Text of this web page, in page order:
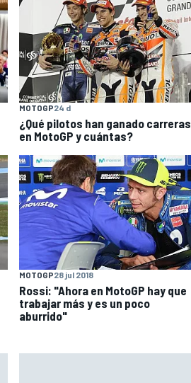
MOTOGP24 d
¿Qué pilotos han ganado carreras
en MotoGP y cuántas?
MOTOGP28 jul 2018
Rossi: "Ahora en MotoGP hay que
trabajar más y es un poco
aburrido"